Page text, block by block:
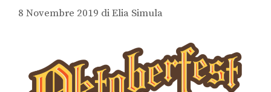
8 Novembre 2019 diElia Simula